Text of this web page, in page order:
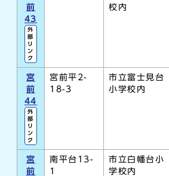
前
43
外
部
リ
ン
ク
校内
宮
前
44
外
部
リ
ン
ク
宮前平2-
18-3
市立富士見台
小学校内
宮
前
南平台13-
1
市立白幡台小
学校内